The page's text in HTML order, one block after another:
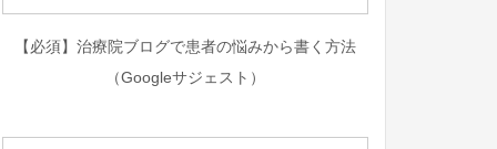
【必須】治療院ブログで患者の悩みから書く方法
（Googleサジェスト）